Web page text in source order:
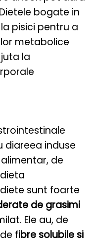
bogate in
pisici pentru a
metabolice
la
diareea induse
de
sunt foarte
de grasimi
Ele au, de
fibre solubile si